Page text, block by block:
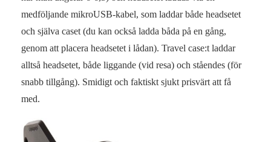
medföljande mikroUSB-kabel, som laddar både headsetet
och själva caset (du kan också ladda båda på en gång,
genom att placera headsetet i lådan). Travel case:t laddar
alltså headsetet, både liggande (vid resa) och ståendes (för
snabb tillgång). Smidigt och faktiskt sjukt prisvärt att få
med.